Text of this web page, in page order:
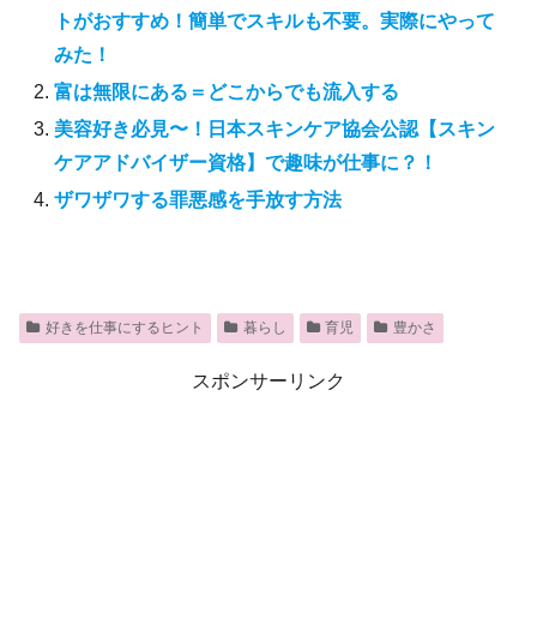
トがおすすめ！簡単でスキルも不要。実際にやって
みた！
富は無限にある＝どこからでも流入する
美容好き必見〜！日本スキンケア協会公認【スキン
ケアアドバイザー資格】で趣味が仕事に？！
ザワザワする罪悪感を手放す方法
好きを仕事にするヒント 暮らし 育児 豊かさ
スポンサーリンク